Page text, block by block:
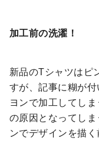
加工前の洗濯！
新品のTシャツはピ
すが、記事に糊が
ヨンで加工してし
の原因となってし
ンでデザインを描く